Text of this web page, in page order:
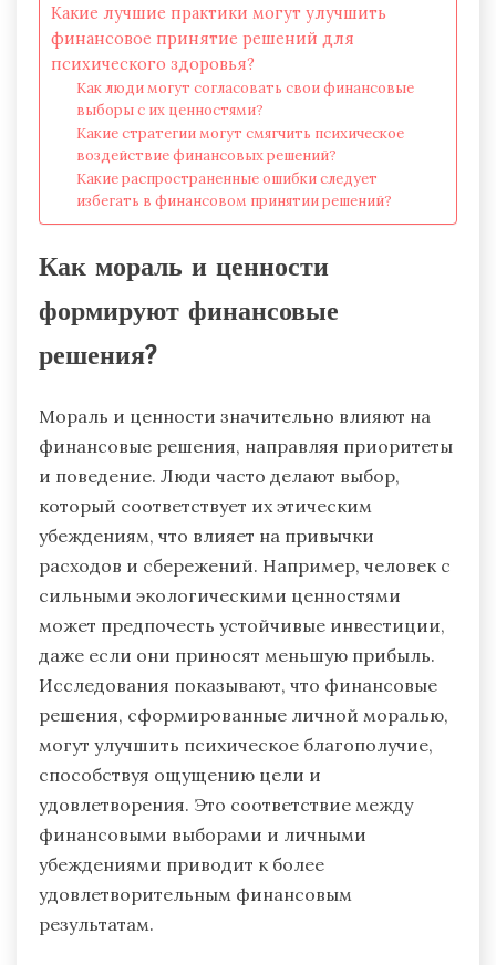
Какие лучшие практики могут улучшить
финансовое принятие решений для
психического здоровья?
Как люди могут согласовать свои финансовые
выборы с их ценностями?
Какие стратегии могут смягчить психическое
воздействие финансовых решений?
Какие распространенные ошибки следует
избегать в финансовом принятии решений?
Как мораль и ценности
формируют финансовые
решения?
Мораль и ценности значительно влияют на
финансовые решения, направляя приоритеты
и поведение. Люди часто делают выбор,
который соответствует их этическим
убеждениям, что влияет на привычки
расходов и сбережений. Например, человек с
сильными экологическими ценностями
может предпочесть устойчивые инвестиции,
даже если они приносят меньшую прибыль.
Исследования показывают, что финансовые
решения, сформированные личной моралью,
могут улучшить психическое благополучие,
способствуя ощущению цели и
удовлетворения. Это соответствие между
финансовыми выборами и личными
убеждениями приводит к более
удовлетворительным финансовым
результатам.